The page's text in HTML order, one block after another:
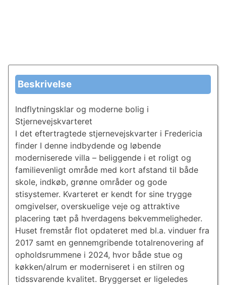
Beskrivelse
Indflytningsklar og moderne bolig i
Stjernevejskvarteret
I det eftertragtede stjernevejskvarter i Fredericia
finder I denne indbydende og løbende
moderniserede villa – beliggende i et roligt og
familievenligt område med kort afstand til både
skole, indkøb, grønne områder og gode
stisystemer. Kvarteret er kendt for sine trygge
omgivelser, overskuelige veje og attraktive
placering tæt på hverdagens bekvemmeligheder.
Huset fremstår flot opdateret med bl.a. vinduer fra
2017 samt en gennemgribende totalrenovering af
opholdsrummene i 2024, hvor både stue og
køkken/alrum er moderniseret i en stilren og
tidssvarende kvalitet. Bryggerset er ligeledes